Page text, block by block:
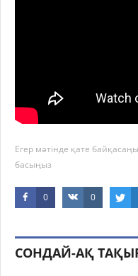
Егер мәтінде қате
басыңыз
0 0
СОНДАЙ-АҚ